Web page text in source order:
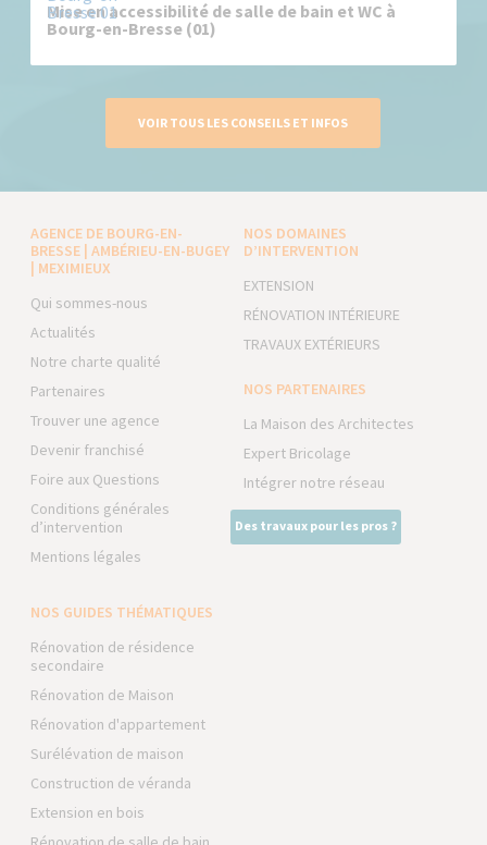
Mise en accessibilité de salle de bain et WC à
Bourg-en-Bresse (01)
VOIR TOUS LES CONSEILS ET INFOS
AGENCE DE BOURG-EN-
BRESSE | AMBÉRIEU-EN-BUGEY
| MEXIMIEUX
Qui sommes-nous
Actualités
Notre charte qualité
Partenaires
Trouver une agence
Devenir franchisé
Foire aux Questions
Conditions générales
d’intervention
Mentions légales
NOS DOMAINES
D’INTERVENTION
EXTENSION
RÉNOVATION INTÉRIEURE
TRAVAUX EXTÉRIEURS
NOS PARTENAIRES
La Maison des Architectes
Expert Bricolage
Intégrer notre réseau
Des travaux pour les pros ?
NOS GUIDES THÉMATIQUES
Rénovation de résidence
secondaire
Rénovation de Maison
Rénovation d'appartement
Surélévation de maison
Construction de véranda
Extension en bois